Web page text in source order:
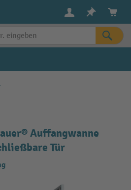
Auffangwanne
Tür